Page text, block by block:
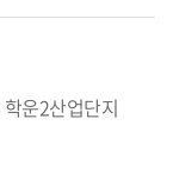
운2산업단지